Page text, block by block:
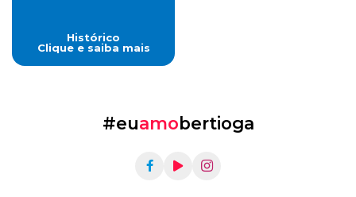
Histórico
Clique e saiba mais
#euamobertioga